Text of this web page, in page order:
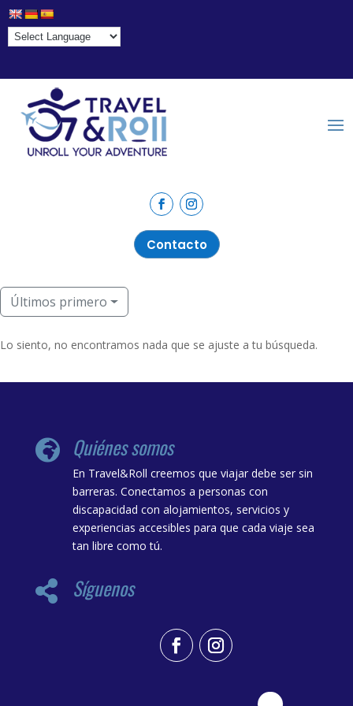
Contacto
Últimos primero
Lo siento, no encontramos nada que se ajuste a tu búsqueda.
 Quiénes somos
En Travel&Roll creemos que viajar debe ser sin
barreras. Conectamos a personas con
discapacidad con alojamientos, servicios y
experiencias accesibles para que cada viaje sea
tan libre como tú.
 Síguenos